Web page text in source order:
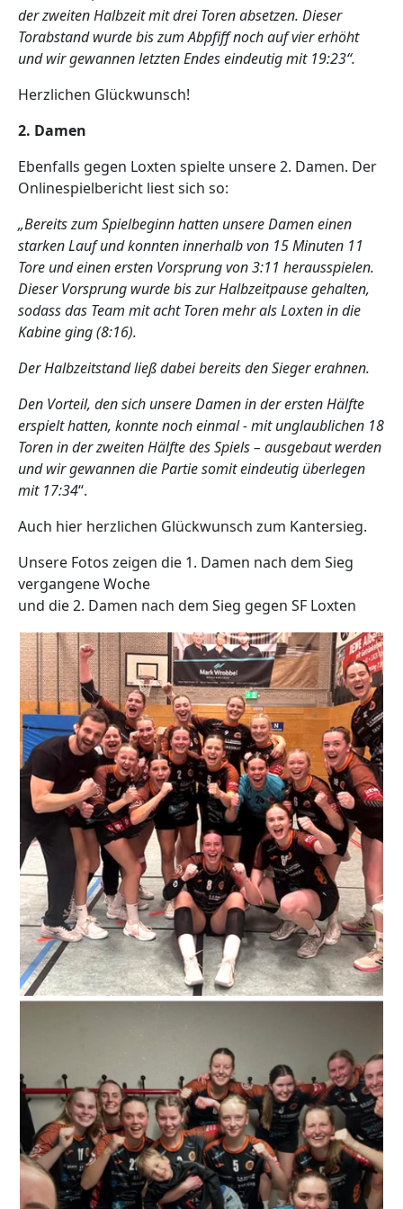
der zweiten Halbzeit mit drei Toren absetzen. Dieser
Torabstand wurde bis zum Abpfiff noch auf vier erhöht
und wir gewannen letzten Endes eindeutig mit 19:23“.
Herzlichen Glückwunsch!
2. Damen
Ebenfalls gegen Loxten spielte unsere 2. Damen. Der
Onlinespielbericht liest sich so:
„Bereits zum Spielbeginn hatten unsere Damen einen
starken Lauf und konnten innerhalb von 15 Minuten 11
Tore und einen ersten Vorsprung von 3:11 herausspielen.
Dieser Vorsprung wurde bis zur Halbzeitpause gehalten,
sodass das Team mit acht Toren mehr als Loxten in die
Kabine ging (8:16).
Der Halbzeitstand ließ dabei bereits den Sieger erahnen.
Den Vorteil, den sich unsere Damen in der ersten Hälfte
erspielt hatten, konnte noch einmal - mit unglaublichen 18
Toren in der zweiten Hälfte des Spiels – ausgebaut werden
und wir gewannen die Partie somit eindeutig überlegen
mit 17:34“.
Auch hier herzlichen Glückwunsch zum Kantersieg.
Unsere Fotos zeigen die 1. Damen nach dem Sieg
vergangene Woche
und die 2. Damen nach dem Sieg gegen SF Loxten